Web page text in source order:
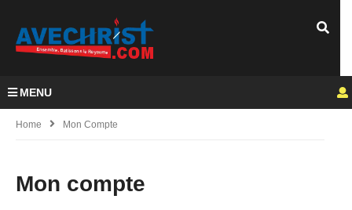
MENU
Home Mon Compte
Mon compte